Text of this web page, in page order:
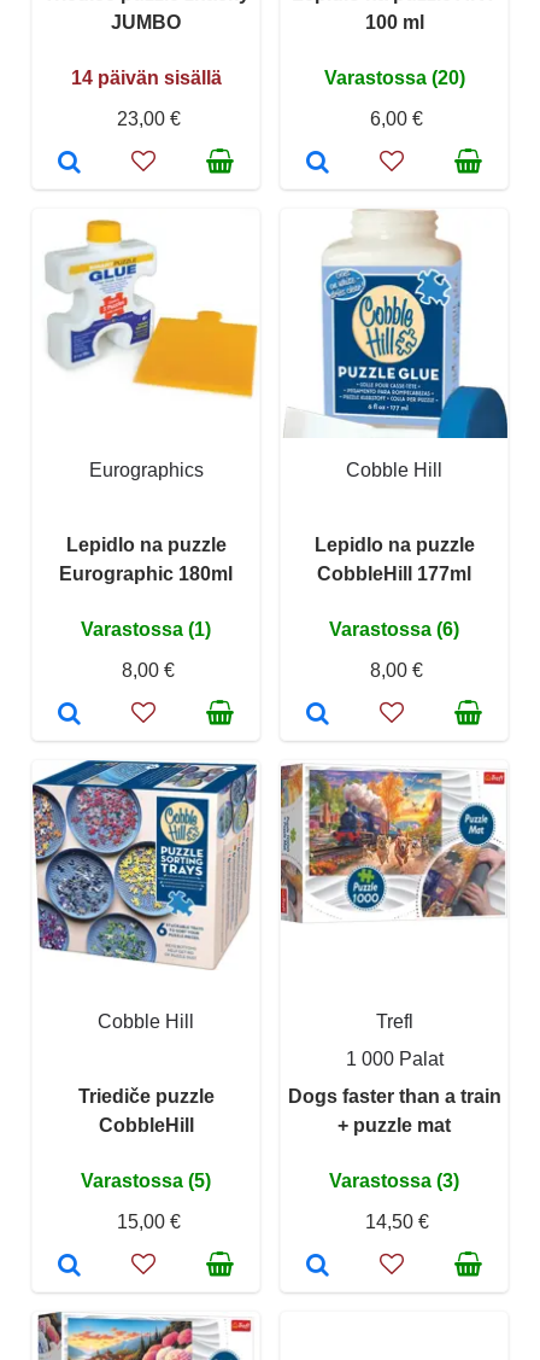
JUMBO
14 päivän sisällä
23,00 €
100 ml
Varastossa (20)
6,00 €
Eurographics
Lepidlo na puzzle
Eurographic 180ml
Varastossa (1)
8,00 €
Cobble Hill
Lepidlo na puzzle
CobbleHill 177ml
Varastossa (6)
8,00 €
Cobble Hill
Triediče puzzle
CobbleHill
Varastossa (5)
15,00 €
Trefl
1 000 Palat
Dogs faster than a train
+ puzzle mat
Varastossa (3)
14,50 €